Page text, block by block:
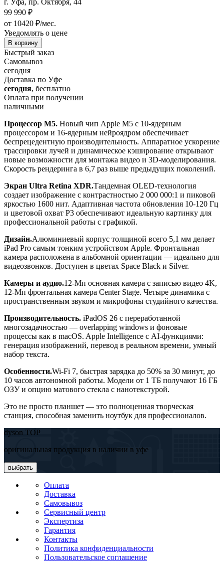
99 990 ₽
от 10420 ₽/мес.
Уведомлять о цене
В корзину
Быстрый заказ
Самовывоз
сегодня
Доставка по Уфе
сегодня, бесплатно
Оплата при получении
наличными
Процессор M5. Новый чип Apple M5 с 10-ядерным
процессором и 16-ядерным нейроядром обеспечивает
беспрецедентную производительность. Аппаратное ускорение
трассировки лучей и динамическое кэширование открывают
новые возможности для монтажа видео и 3D-моделирования.
Скорость рендеринга в 6,7 раз выше предыдущих поколений.
Экран Ultra Retina XDR.Тандемная OLED-технология
создает изображение с контрастностью 2 000 000:1 и пиковой
яркостью 1600 нит. Адаптивная частота обновления 10-120 Гц
и цветовой охват P3 обеспечивают идеальную картинку для
профессиональной работы с графикой.
Дизайн.Алюминиевый корпус толщиной всего 5,1 мм делает
iPad Pro самым тонким устройством Apple. Фронтальная
камера расположена в альбомной ориентации — идеально для
видеозвонков. Доступен в цветах Space Black и Silver.
Камеры и аудио.12-Мп основная камера с записью видео 4K,
12-Мп фронтальная камера Center Stage. Четыре динамика с
пространственным звуком и микрофоны студийного качества.
Производительность. iPadOS 26 с переработанной
многозадачностью — overlapping windows и фоновые
процессы как в macOS. Apple Intelligence с AI-функциями:
генерация изображений, перевод в реальном времени, умный
набор текста.
Особенности.Wi-Fi 7, быстрая зарядка до 50% за 30 минут, до
10 часов автономной работы. Модели от 1 ТБ получают 16 ГБ
ОЗУ и опцию матового стекла с нанотекстурой.
Это не просто планшет — это полноценная творческая
станция, способная заменить ноутбук для профессионалов.
dyson TOP
оригинальная продукция в наличии в уфе
выбрать
Оплата
Доставка
Самовывоз
Сервисный центр
Экспертиза
Гарантия
Контакты
Политика конфиденциальности
Пользовательское соглашение